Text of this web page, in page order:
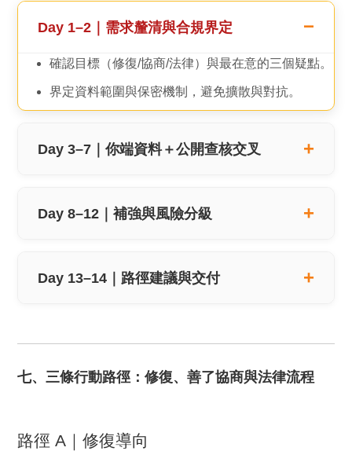
Day 1–2｜需求釐清與合規界定
確認目標（修復/協商/法律）與最在意的三個疑點。
界定資料範圍與保密機制，避免擴散與對抗。
Day 3–7｜你端資料＋公開查核交叉
Day 8–12｜補強與風險分級
Day 13–14｜路徑建議與交付
七、三條行動路徑：修復、善了協商與法律流程
路徑 A｜修復導向